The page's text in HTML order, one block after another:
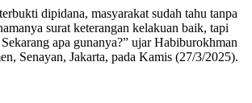
dipidana, masyarakat sudah tahu tanpa
surat keterangan kelakuan baik, tapi
apa gunanya?” ujar Habiburokhman
Senayan, Jakarta, pada Kamis (27/3/2025).